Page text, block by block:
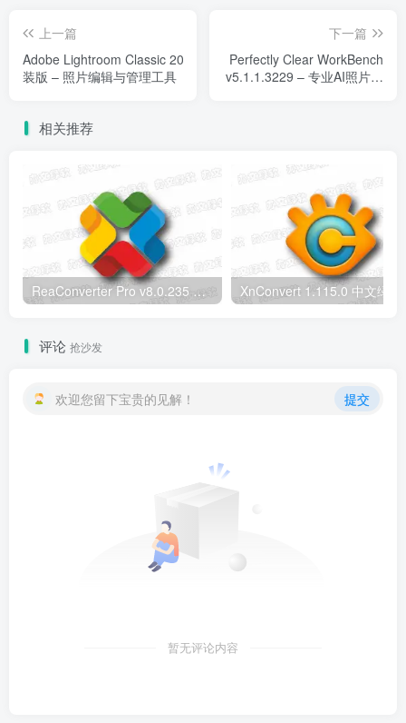
上一篇
Adobe Lightroom Classic 2026 v15.3.1.1 直
装版 – 照片编辑与管理工具
下一篇
Perfectly Clear WorkBench
v5.1.1.3229 – 专业AI照片自
相关推荐
ReaConverter Pro v8.0.235 便携版 – 批量图片转换处理工具
评论 抢沙发
欢迎您留下宝贵的见解！ 提交
暂无评论内容